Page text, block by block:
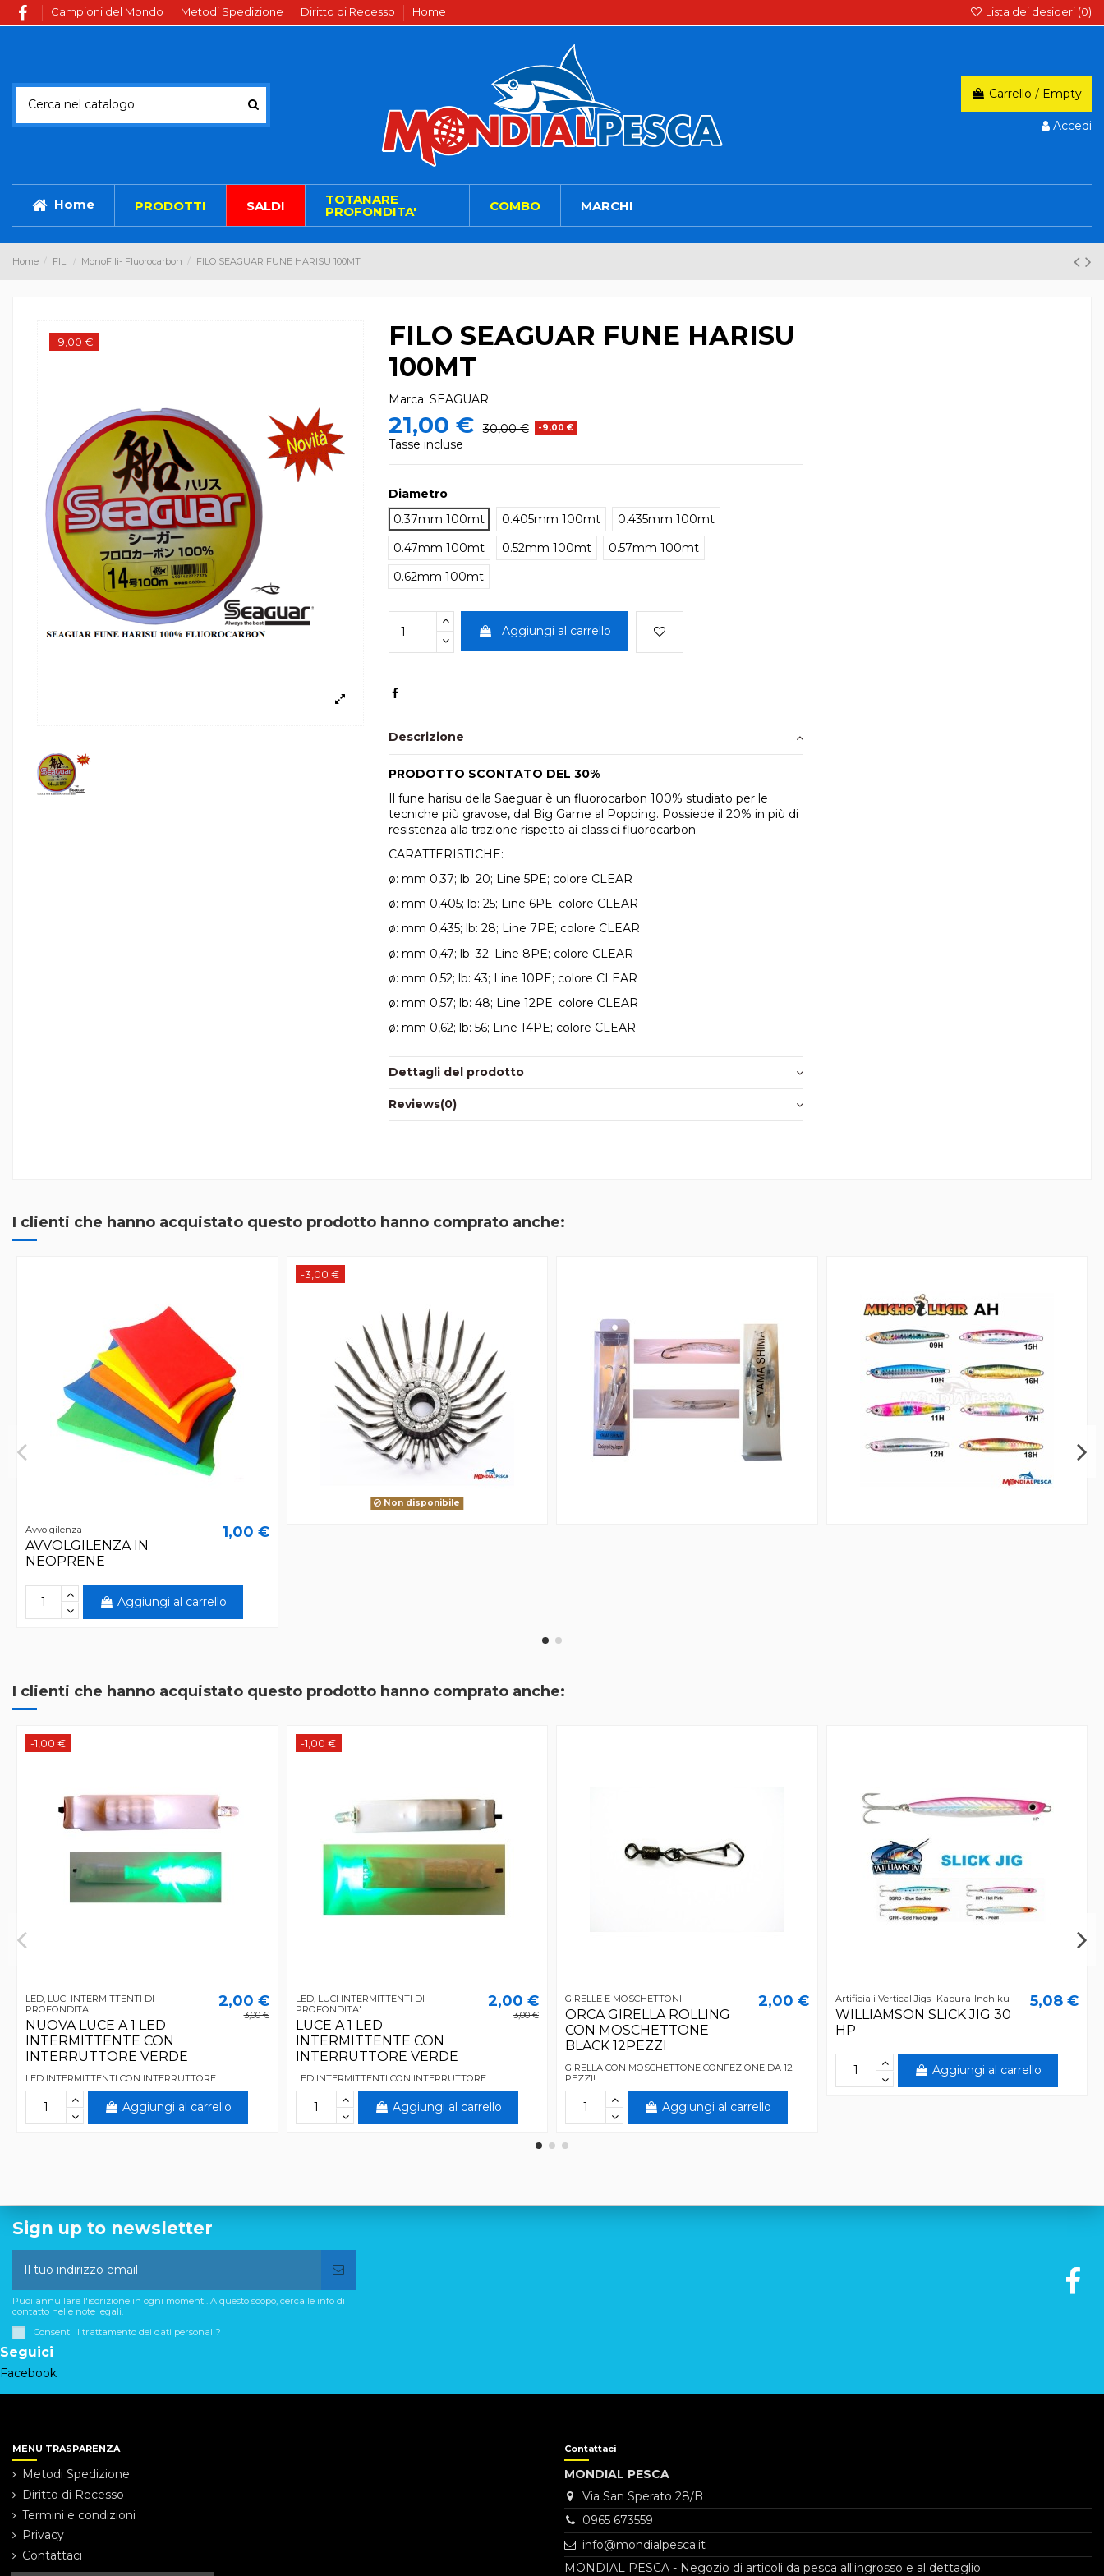
Campioni del Mondo Metodi Spedizione Diritto di Recesso Home Lista dei desideri (0)
Carrello / Empty
Accedi
Home PRODOTTI SALDI TOTANARE
PROFONDITA' COMBO MARCHI
Home FILI MonoFili- Fluorocarbon FILO SEAGUAR FUNE HARISU 100MT
-9,00 €
FILO SEAGUAR FUNE HARISU
100MT
Marca: SEAGUAR
21,00 € 30,00 € -9,00 €
Tasse incluse
Diametro
0.37mm 100mt
0.405mm 100mt
0.435mm 100mt
0.47mm 100mt
0.52mm 100mt
0.57mm 100mt
0.62mm 100mt
Aggiungi al carrello
Descrizione
PRODOTTO SCONTATO DEL 30%
Il fune harisu della Saeguar è un fluorocarbon 100% studiato per le
tecniche più gravose, dal Big Game al Popping. Possiede il 20% in più di
resistenza alla trazione rispetto ai classici fluorocarbon.
CARATTERISTICHE:
ø: mm 0,37; lb: 20; Line 5PE; colore CLEAR
ø: mm 0,405; lb: 25; Line 6PE; colore CLEAR
ø: mm 0,435; lb: 28; Line 7PE; colore CLEAR
ø: mm 0,47; lb: 32; Line 8PE; colore CLEAR
ø: mm 0,52; lb: 43; Line 10PE; colore CLEAR
ø: mm 0,57; lb: 48; Line 12PE; colore CLEAR
ø: mm 0,62; lb: 56; Line 14PE; colore CLEAR
Dettagli del prodotto
Reviews(0)
I clienti che hanno acquistato questo prodotto hanno comprato anche:
Avvolgilenza
AVVOLGILENZA IN
NEOPRENE
1,00 €
Aggiungi al carrello
-3,00 €
Non disponibile
I clienti che hanno acquistato questo prodotto hanno comprato anche:
-1,00 €
LED, LUCI INTERMITTENTI DI
PROFONDITA'
NUOVA LUCE A 1 LED
INTERMITTENTE CON
INTERRUTTORE VERDE
2,00 €
3,00 €
LED INTERMITTENTI CON INTERRUTTORE
Aggiungi al carrello
-1,00 €
LED, LUCI INTERMITTENTI DI
PROFONDITA'
LUCE A 1 LED
INTERMITTENTE CON
INTERRUTTORE VERDE
2,00 €
3,00 €
LED INTERMITTENTI CON INTERRUTTORE
Aggiungi al carrello
GIRELLE E MOSCHETTONI
ORCA GIRELLA ROLLING
CON MOSCHETTONE
BLACK 12PEZZI
2,00 €
GIRELLA CON MOSCHETTONE CONFEZIONE DA 12
PEZZI!
Aggiungi al carrello
Artificiali Vertical Jigs -Kabura-Inchiku
WILLIAMSON SLICK JIG 30
HP
5,08 €
Aggiungi al carrello
Sign up to newsletter
Puoi annullare l'iscrizione in ogni momenti. A questo scopo, cerca le info di
contatto nelle note legali.
Consenti il trattamento dei dati personali?
Seguici
Facebook
MENU TRASPARENZA
Metodi Spedizione
Diritto di Recesso
Termini e condizioni
Privacy
Contattaci
Contattaci
MONDIAL PESCA
Via San Sperato 28/B
0965 673559
info@mondialpesca.it
MONDIAL PESCA - Negozio di articoli da pesca all'ingrosso e al dettaglio.